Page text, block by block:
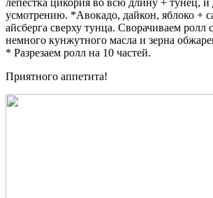
лепестка цикория во всю длину + тунец, и
усмотрению. *Авокадо, дайкон, яблоко +
айсберга сверху тунца. Сворачиваем
немного кунжутного масла и зерна
* Разрезаем ролл на 10 частей.
Приятного аппетита!